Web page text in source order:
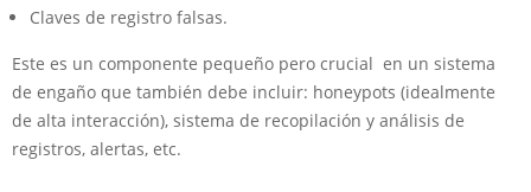
Claves de registro falsas.
Este es un componente pequeño pero crucial en un sistema
de engaño que también debe incluir: honeypots (idealmente
de alta interacción), sistema de recopilación y análisis de
registros, alertas, etc.